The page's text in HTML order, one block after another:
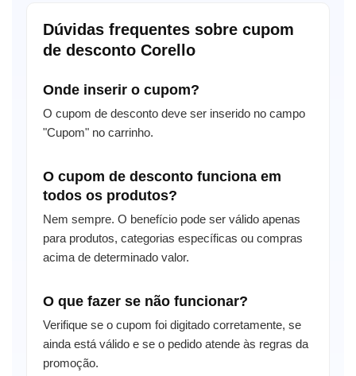
Dúvidas frequentes sobre cupom
de desconto Corello
Onde inserir o cupom?
O cupom de desconto deve ser inserido no campo
"Cupom" no carrinho.
O cupom de desconto funciona em
todos os produtos?
Nem sempre. O benefício pode ser válido apenas
para produtos, categorias específicas ou compras
acima de determinado valor.
O que fazer se não funcionar?
Verifique se o cupom foi digitado corretamente, se
ainda está válido e se o pedido atende às regras da
promoção.